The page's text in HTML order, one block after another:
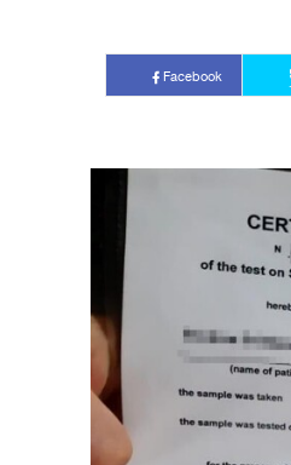
Facebook